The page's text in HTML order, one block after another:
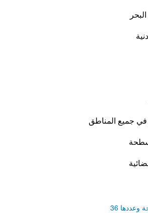
جميع المناطق
36